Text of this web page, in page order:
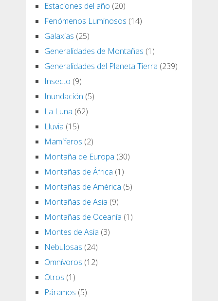
Estaciones del año (20)
Fenómenos Luminosos (14)
Galaxias (25)
Generalidades de Montañas (1)
Generalidades del Planeta Tierra (239)
Insecto (9)
Inundación (5)
La Luna (62)
Lluvia (15)
Mamíferos (2)
Montaña de Europa (30)
Montañas de África (1)
Montañas de América (5)
Montañas de Asia (9)
Montañas de Oceanía (1)
Montes de Asia (3)
Nebulosas (24)
Omnívoros (12)
Otros (1)
Páramos (5)